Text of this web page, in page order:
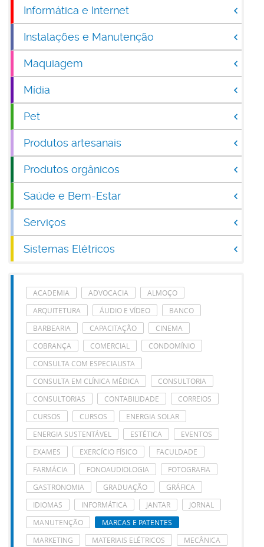
Informática e Internet
Instalações e Manutenção
Maquiagem
Mídia
Pet
Produtos artesanais
Produtos orgânicos
Saúde e Bem-Estar
Serviços
Sistemas Elétricos
ACADEMIA ADVOCACIA
ALMOÇO
ARQUITETURA
ÁUDIO E VÍDEO
BANCO
BARBEARIA
CAPACITAÇÃO
CINEMA
COBRANÇA
COMERCIAL
CONDOMÍNIO
CONSULTA COM ESPECIALISTA
CONSULTA EM CLÍNICA MÉDICA
CONSULTORIA
CONSULTORIAS
CONTABILIDADE
CORREIOS
CURSOS
CURSOS
ENERGIA SOLAR
ENERGIA SUSTENTÁVEL
ESTÉTICA
EVENTOS
EXAMES
EXERCÍCIO FÍSICO
FACULDADE
FARMÁCIA
FONOAUDIOLOGIA
FOTOGRAFIA
GASTRONOMIA
GRADUAÇÃO
GRÁFICA
IDIOMAS
INFORMÁTICA JANTAR
JORNAL
MANUTENÇÃO
MARCAS E PATENTES
MARKETING
MATERIAIS ELÉTRICOS
MECÂNICA